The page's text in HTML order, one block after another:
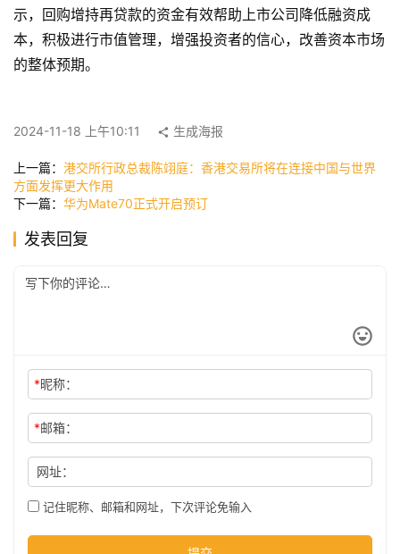
首
页
讯
公
科
技
示，回购增持再贷款的资金有效帮助上市公司降低融资成
本，积极进行市值管理，增强投资者的信心，改善资本市场
的整体预期。
2024-11-18 上午10:11 生成海报
上一篇： 港交所行政总裁陈翊庭：香港交易所将在连接中国与世界
方面发挥更大作用
下一篇： 华为Mate70正式开启预订
发表回复
*昵称：
*邮箱：
网址：
记住昵称、邮箱和网址，下次评论免输入